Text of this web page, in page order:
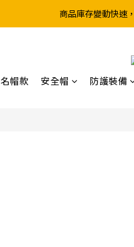
超取滿199、宅
前往實體店選購商
超取滿199、宅
帽款 安全帽 防護裝備